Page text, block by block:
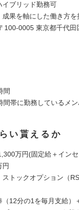
イブリッド勤務可
果を軸にした働き方を
100-0005 東京都千代
間
帯に勤務しているメン
い貰えるか
万円(固定給＋イン
円
トックオプション（
（12分の1を毎月支給